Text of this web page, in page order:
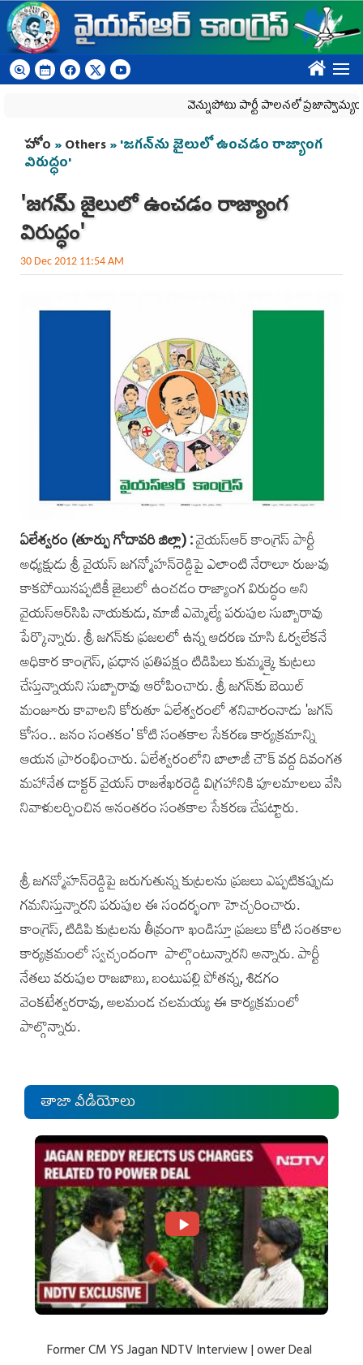
Skip to main content
????
వెన్నుపోటు పార్టీ పాలనలో ప్రజాస్వామ్యం ఖూనీ..
You are here
హోం »Others» 'జగన్‌ను జైలులో ఉంచడం రాజ్యాంగ
విరుద్ధం'
'జగన్‌ను జైలులో ఉంచడం రాజ్యాంగ
విరుద్ధం'
30 Dec 2012 11:54 AM
ఏలేశ్వరం (తూర్పు గోదావరి జిల్లా) :వైయస్‌ఆర్ కాంగ్రె‌స్ పార్టీ
అ‌ధ్యక్షుడు శ్రీ వైయస్ జగ‌న్మోహన్‌రెడ్డిపై ఎలాంటి నేరాలూ రుజువు
కాకపోయినప్పటికీ జైలులో ఉంచడం రాజ్యాంగ విరుద్ధం అని
వైయస్‌ఆర్‌సిపి నాయకుడు, మాజీ ఎమ్మెల్యే పరుపుల సుబ్బారావు
పేర్కొన్నారు. శ్రీ జగన్‌కు ప్రజలలో ఉన్న ఆదరణ చూసి ఓర్వలేకనే
అధికార కాంగ్రెస్, ‌ప్రధాన ప్రతిపక్షం టిడిపిలు కుమ్మక్కై కుట్రలు
చేస్తున్నాయని సుబ్బారావు ఆరోపించారు. శ్రీ జగన్‌కు బెయిల్
మంజూరు కావాలని కోరుతూ ఏలేశ్వరంలో శనివారం‌నాడు 'జగన్‌
కోసం.. జనం సంతకం' కోటి సంతకాల సేకరణ కార్యక్రమాన్ని
ఆయన ప్రారంభించారు. ఏలేశ్వరంలోని బాలాజీ చౌక్ వద్ద‌ దివంగత
మహానేత డాక్టర్ వై‌యస్‌ రాజశేఖరరెడ్డి విగ్రహానికి పూలమాలలు వేసి
నివాళులర్పించిన అనంతరం సంతకాల సేకరణ చేపట్టారు.
శ్రీ జగన్మోహన్‌రెడ్డిపై జరుగుతున్న కుట్రలను ప్రజలు ఎప్పటికప్పుడు
గమనిస్తున్నారని పరుపుల ఈ సందర్భంగా హెచ్చరించారు.
కాంగ్రెస్‌, టిడిపి కుట్రలను తీవ్రంగా ఖండిస్తూ ప్రజలు కోటి సంతకాల
కార్యక్రమంలో స్వచ్ఛందంగా పాల్గొంటున్నారని అన్నారు. పార్టీ
నేతలు వరుపుల రాజబాబు, బంటుపల్లి పోతన్న, శిడగం
వెంకటేశ్వరరావు, అలమండ చలమయ్య ఈ కార్యక్రమంలో
పాల్గొన్నారు.
తాజా వీడియోలు
Former CM YS Jagan NDTV Interview | ower Deal